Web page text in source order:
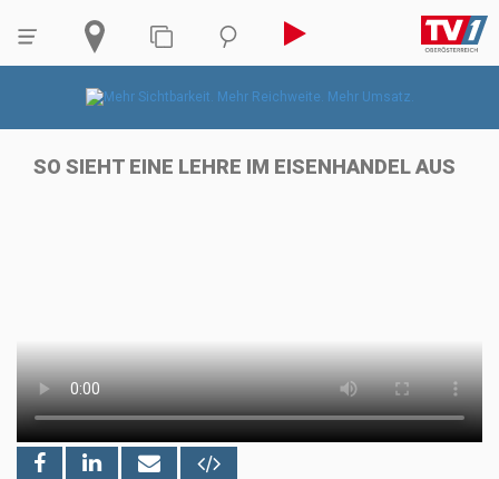
SO SIEHT EINE LEHRE IM EISENHANDEL AUS